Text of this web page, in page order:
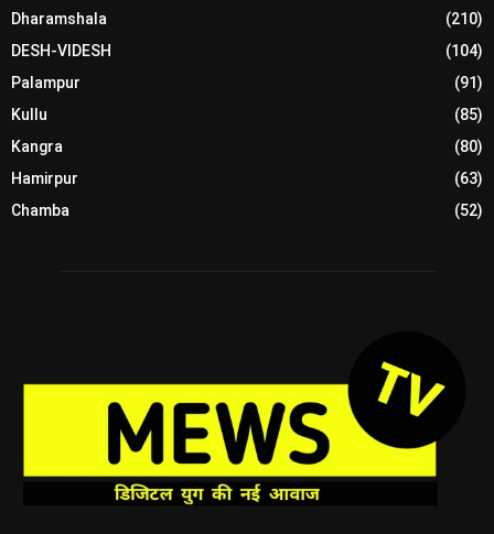
Dharamshala
(210)
DESH-VIDESH
(104)
Palampur
(91)
Kullu
(85)
Kangra
(80)
Hamirpur
(63)
Chamba
(52)